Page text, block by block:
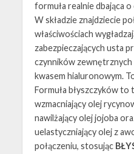
formuła realnie dbająca
W składzie znajdziecie
właściwościach
zabezpieczających usta
czynników zewnętrznych
kwasem hialuronowym.
Formuła błyszczyków to
wzmacniający olej
nawilżający olej jojoba
uelastyczniający olej z
połączeniu, stosując